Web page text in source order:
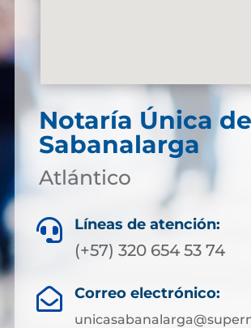
Notaría Única de
Sabanalarga
Atlántico
 Líneas de atención:
(+57) 320 654 53 74
 Correo electrónico: